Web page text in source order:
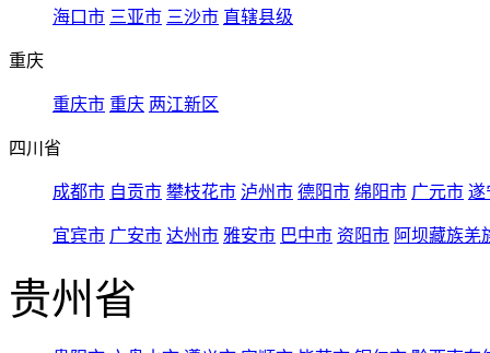
海口市 三亚市 三沙市 直辖县级
重庆
重庆市 重庆 两江新区
四川省
成都市 自贡市 攀枝花市 泸州市 德阳市 绵阳市 广元市 遂
宜宾市 广安市 达州市 雅安市 巴中市 资阳市 阿坝藏族羌
贵州省